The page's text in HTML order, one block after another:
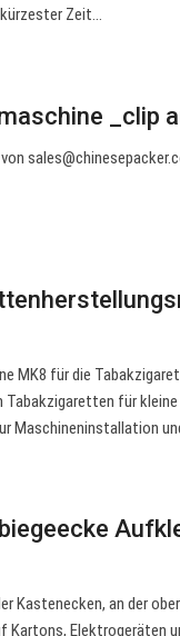
Zeit…
_clip
von
MK8 für die
für
Maschineninstallation
Kastenecken, an der
Kartons, Elektrogeräten